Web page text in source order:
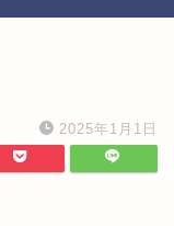
2025年1月1日